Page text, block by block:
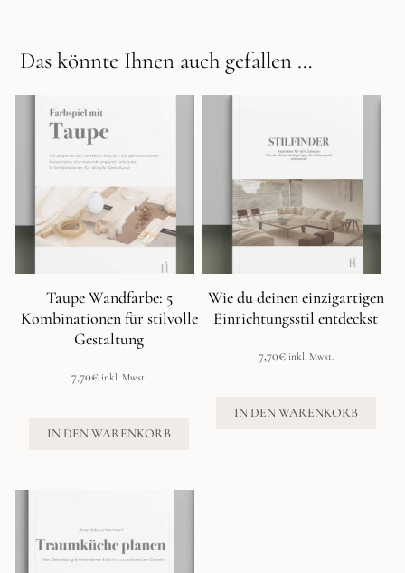
Das könnte Ihnen auch gefallen …
Taupe Wandfarbe: 5
Kombinationen für stilvolle
Gestaltung
7,70€ inkl. Mwst.
IN DEN WARENKORB
Wie du deinen einzigartigen
Einrichtungsstil entdeckst
7,70€ inkl. Mwst.
IN DEN WARENKORB